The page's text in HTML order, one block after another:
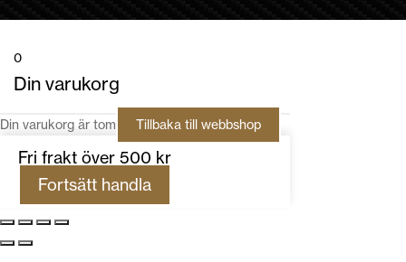
0
Din varukorg
Din varukorg är tom Tillbaka till webbshop
Fri frakt över 500 kr
Fortsätt handla